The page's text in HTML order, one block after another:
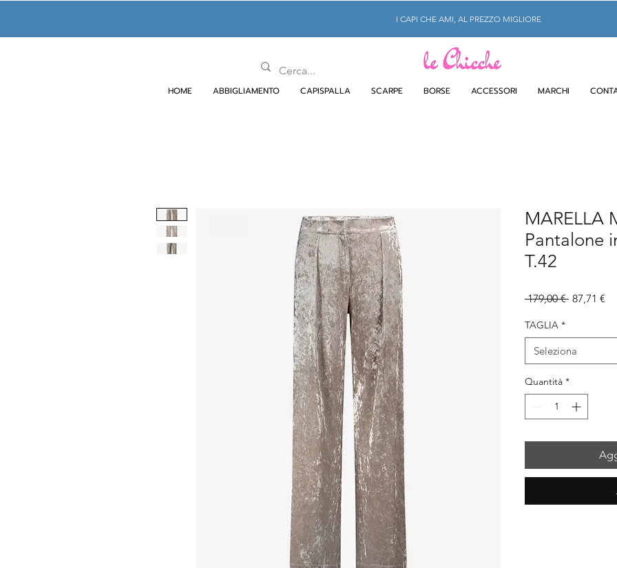
I CAPI CHE AMI, AL PREZZO MIGLIORE
HOME ABBIGLIAMENTO CAPISPALLA SCARPE BORSE ACCESSORI MARCHI
MARELLA
Pantalone
T.42
179,00 € Prezzo
87,71 €
TAGLIA *
Seleziona
Quantità *